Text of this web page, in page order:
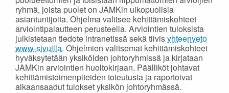
ryhmä, joista puolet on JAMKin ulkopuolisia
asiantuntijoita. Ohjelma valitsee kehittämiskohteet
arviointipalautteen perusteella. Arviointien tuloksista
julkistetaan tiedote intranetissä sekä tiivisyhteenveto
www-sivuilla. Ohjelmien valitsemat kehittämiskohteet
hyväksytetään yksiköiden johtoryhmissä ja kirjataan
JAMKin arviointien huoltokirjaan. Päälliköt johtavat
kehittämistoimenpiteiden toteutusta ja raportoivat
aikaansaadut tulokset yksikön johtoryhmässä.